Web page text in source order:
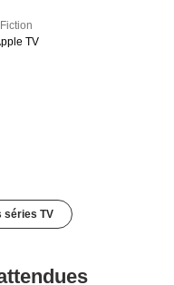
TV
séries TV